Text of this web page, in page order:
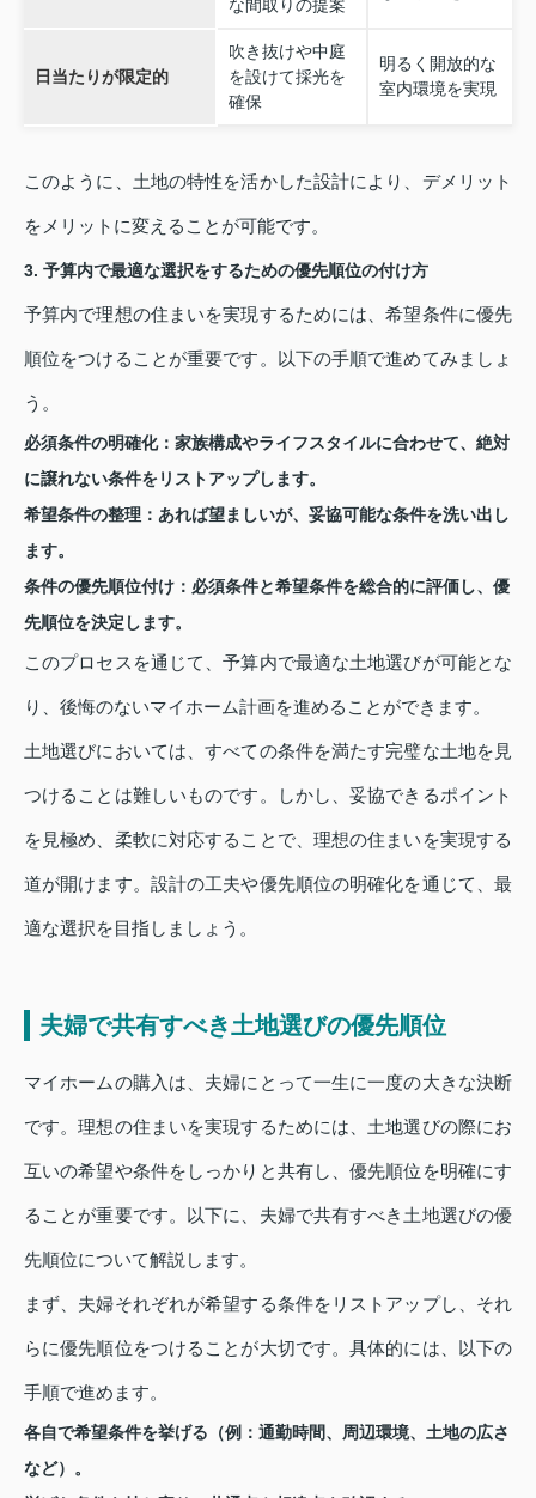
な間取りの提案
日当たりが限定的
吹き抜けや中庭
を設けて採光を
確保
明るく開放的な
室内環境を実現
このように、土地の特性を活かした設計により、デメリット
をメリットに変えることが可能です。
3. 予算内で最適な選択をするための優先順位の付け方
予算内で理想の住まいを実現するためには、希望条件に優先
順位をつけることが重要です。以下の手順で進めてみましょ
う。
必須条件の明確化： 家族構成やライフスタイルに合わせて、絶対
に譲れない条件をリストアップします。
希望条件の整理： あれば望ましいが、妥協可能な条件を洗い出し
ます。
条件の優先順位付け： 必須条件と希望条件を総合的に評価し、優
先順位を決定します。
このプロセスを通じて、予算内で最適な土地選びが可能とな
り、後悔のないマイホーム計画を進めることができます。
土地選びにおいては、すべての条件を満たす完璧な土地を見
つけることは難しいものです。しかし、妥協できるポイント
を見極め、柔軟に対応することで、理想の住まいを実現する
道が開けます。設計の工夫や優先順位の明確化を通じて、最
適な選択を目指しましょう。
夫婦で共有すべき土地選びの優先順位
マイホームの購入は、夫婦にとって一生に一度の大きな決断
です。理想の住まいを実現するためには、土地選びの際にお
互いの希望や条件をしっかりと共有し、優先順位を明確にす
ることが重要です。以下に、夫婦で共有すべき土地選びの優
先順位について解説します。
まず、夫婦それぞれが希望する条件をリストアップし、それ
らに優先順位をつけることが大切です。具体的には、以下の
手順で進めます。
各自で希望条件を挙げる（例：通勤時間、周辺環境、土地の広さ
など）。